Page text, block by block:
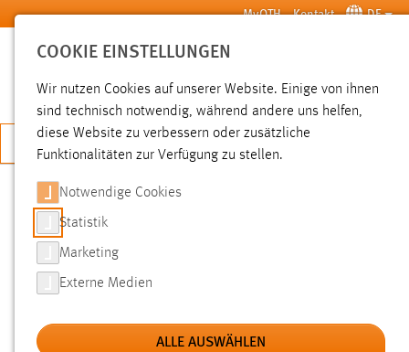
Zum Hauptinhalt springen MyOTH Kontakt DE
SUCHE
JETZT BEWERBEN
Hochschule Aktuelles Pressemeldungen
NEUER INNOVATIVER LERNORT IM
STADTLABOR+: WIFAM UND
HOCHSCHULE BÜNDELN IHRE
STÄRKEN
COOKIE EINSTELLUNGEN
Wir nutzen Cookies auf unserer Website. Einige von ihnen
sind technisch notwendig, während andere uns helfen,
diese Website zu verbessern oder zusätzliche
Funktionalitäten zur Verfügung zu stellen.
Notwendige Cookies
Statistik
Marketing
Externe Medien
ALLE AUSWÄHLEN